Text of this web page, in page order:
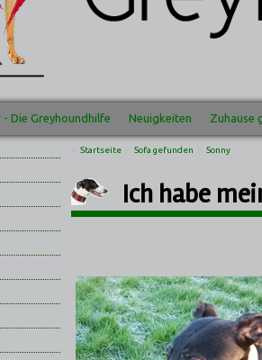
- Die Greyhoundhilfe Neuigkeiten Zuhause
Startseite Sofa gefunden Sonny
Ich habe